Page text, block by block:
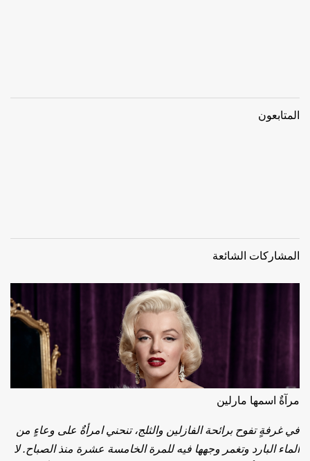
المتابعون
المشاركات الشائعة
مرآةٌ اسمها مارلين
في غرفةٍ تفوح برائحة الفازلين والثلج، تنحني امرأةٌ على وعاءٍ من
الماء البارد وتغمر وجهها فيه للمرة الخامسة عشرة منذ الصباح. لا